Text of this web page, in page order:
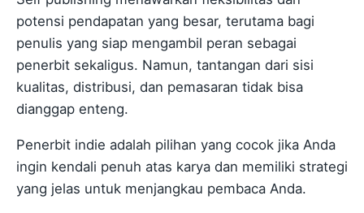
potensi pendapatan yang besar, terutama bagi
penulis yang siap mengambil peran sebagai
penerbit sekaligus. Namun, tantangan dari sisi
kualitas, distribusi, dan pemasaran tidak bisa
dianggap enteng.
Penerbit indie adalah pilihan yang cocok jika Anda
ingin kendali penuh atas karya dan memiliki strategi
yang jelas untuk menjangkau pembaca Anda.